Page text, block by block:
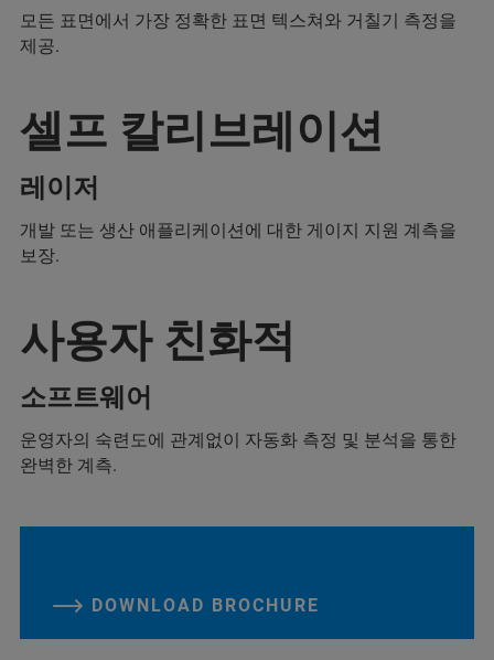
모든 표면에서 가장 정확한 표면 텍스쳐와 거칠기 측정을
제공.
셀프 칼리브레이션
레이저
개발 또는 생산 애플리케이션에 대한 게이지 지원 계측을
보장.
사용자 친화적
소프트웨어
운영자의 숙련도에 관계없이 자동화 측정 및 분석을 통한
완벽한 계측.
DOWNLOAD BROCHURE